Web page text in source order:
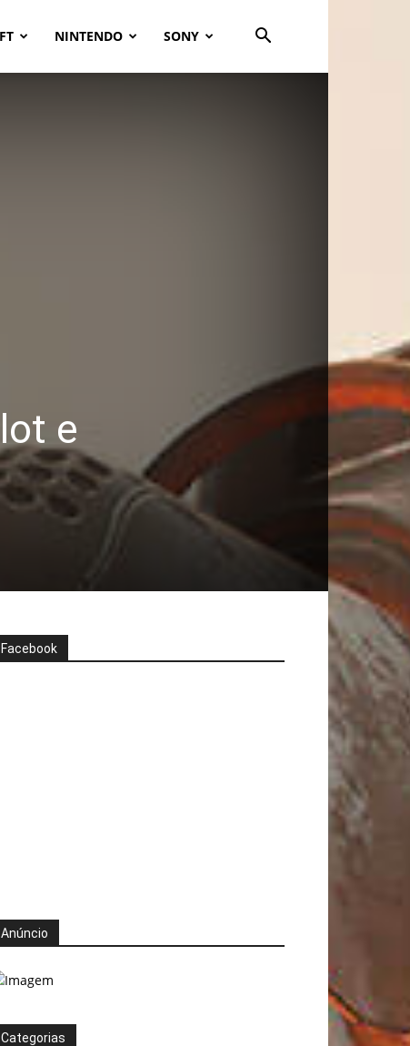
NINTENDO SONY
e
Facebook
Anúncio
Categorias